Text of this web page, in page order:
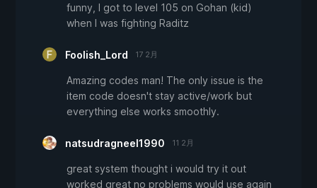
funny, I got to level 105 on Gohan (kid)
when I was fighting Raditz
Foolish_Lord 17 2月
Amazing codes man! The only issue is the
item code doesn't stay active/work but
everything else works smoothly.
natsudragneel1990 11 2月
great system thought i would try it out
worked great no problems would use again